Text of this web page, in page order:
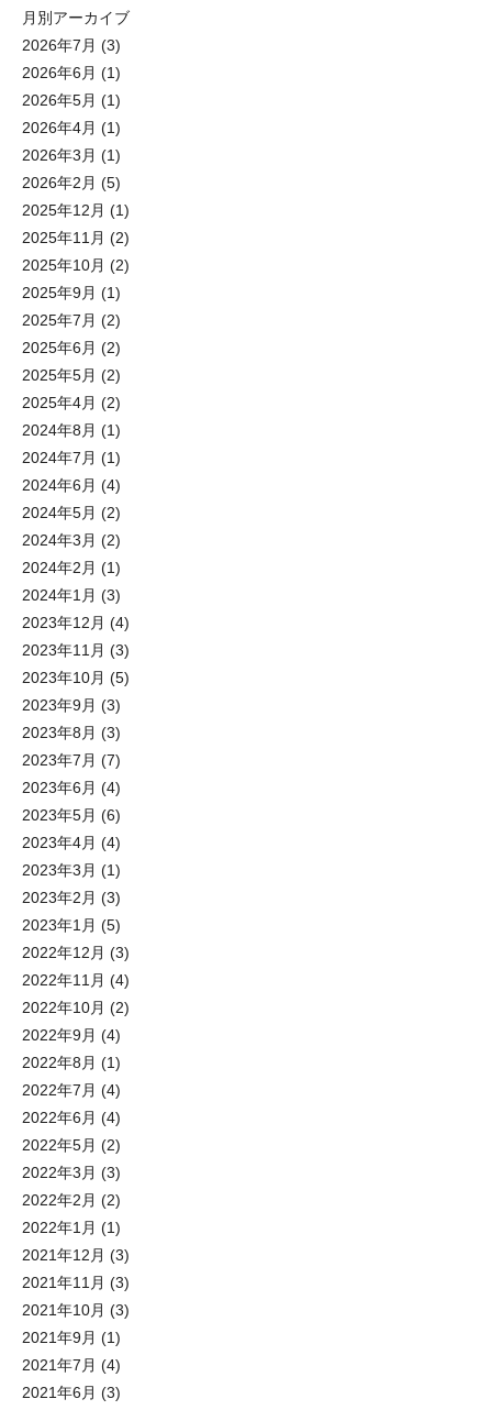
月別アーカイブ
2026年7月 (3)
2026年6月 (1)
2026年5月 (1)
2026年4月 (1)
2026年3月 (1)
2026年2月 (5)
2025年12月 (1)
2025年11月 (2)
2025年10月 (2)
2025年9月 (1)
2025年7月 (2)
2025年6月 (2)
2025年5月 (2)
2025年4月 (2)
2024年8月 (1)
2024年7月 (1)
2024年6月 (4)
2024年5月 (2)
2024年3月 (2)
2024年2月 (1)
2024年1月 (3)
2023年12月 (4)
2023年11月 (3)
2023年10月 (5)
2023年9月 (3)
2023年8月 (3)
2023年7月 (7)
2023年6月 (4)
2023年5月 (6)
2023年4月 (4)
2023年3月 (1)
2023年2月 (3)
2023年1月 (5)
2022年12月 (3)
2022年11月 (4)
2022年10月 (2)
2022年9月 (4)
2022年8月 (1)
2022年7月 (4)
2022年6月 (4)
2022年5月 (2)
2022年3月 (3)
2022年2月 (2)
2022年1月 (1)
2021年12月 (3)
2021年11月 (3)
2021年10月 (3)
2021年9月 (1)
2021年7月 (4)
2021年6月 (3)